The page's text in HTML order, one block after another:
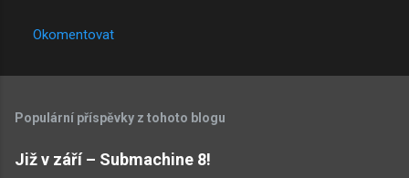
Okomentovat
Populární příspěvky z tohoto blogu
Již v září – Submachine 8!